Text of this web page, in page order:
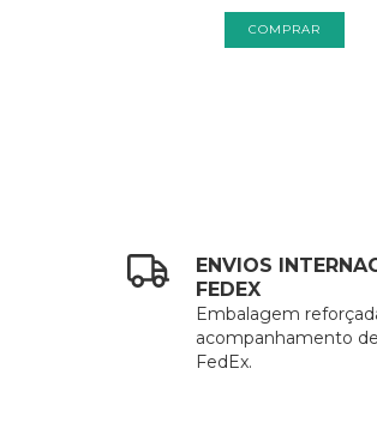
ENVIOS
FEDEX
Embalagem
acompanhamento
FedEx.